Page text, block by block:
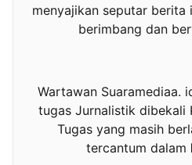
menyajikan seputar berita
berimbang dan
Wartawan Suaramediaa.
tugas Jurnalistik dibekali
Tugas yang masih
tercantum dalam